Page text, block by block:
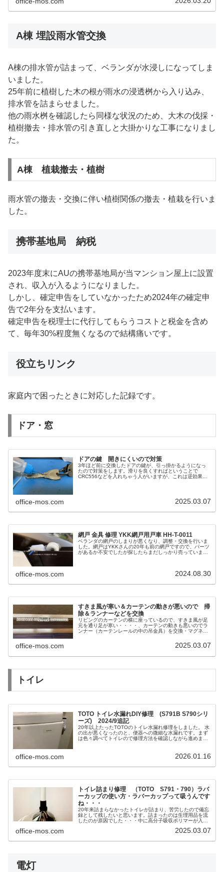
A棟 埋設雨水管交換
A棟の排水管が詰まって、ベランダが水浸しになってしま
いました。
25年前に植樹した木の根が雨水の浸透桝から入り込み、
排水管を詰まらせました。
他の雨水桝を確認したら同様な状況のため、大木の伐採・
植樹撤去・排水管の引き直しと大掛かりな工事になりまし
た。
A棟 植栽撤去・植樹
雨水管の撤去・交換に伴い植樹関係の撤去・植栽を行いま
した。
携帯基地局 納税
2023年度末にAUの携帯基地局が当マンション屋上に設置
され、収入が入るようになりました。
しかし、確定申告をしていなかったため2024年の確定申
告で2年分を支払います。
確定申告を税理士に代行してもらうコストと税金を含め
て、毎年30%程度無くなるので結構痛いです。
役立ちリンク
家庭内で困ったときに対応した記録です。
ドア・窓
ドアの鍵 開きにくいので対策
3年ほど前に交換したドアの鍵が、引っ掛かるようになっ
たので対策をします。滑りを良くすればということで
CRC556などを入れちゃう人がいますが、これは逆効果で
office-mos.com 2025.03.07
網戸 金具 修理 YKK網戸用戸車 HH-T-0011
ベランダの網戸のしまりが悪くなり、調整・交換を行いま
した。網戸はYKKさんの20年も前の網戸ですので、パーツ
があるか不安でしたが探したらまだしっかり売っていまし
office-mos.com 2024.08.30
すきま風が寒い＆カーテンの動きが悪いので 掃
除＆ランナーなどを交換
リビングのカーテンの横に座っているので、すきま風が足
元を通り足が寒い・・・・、カーテンの動きも悪いのでラ
ンナー（カーテンレールの中の吊金具）を交換・マグネッ
ックの折れもあったのでアジャスターフックも全交換しま
office-mos.com 2025.03.07
トイレ
TOTO トイレ水漏れDIY修理 (S791B S790シリ
ーズ) 2024/9追記
20年以上たったTOTOのトイレ水漏れ修理をしました。 水
の出が悪くなったのと、便器への微細な水漏れです。まず
は色々調べてトイレので修理方法を確認しながら進めまし
office-mos.com 2026.01.16
トイレ詰まり修理 （TOTO S791・790）ラバ
ーカップの使い方・ラバーカップって吸うんです
ね・・・
20年来詰まらなかったトイレが詰まり、苦労したので備忘
録として残したいと思います。詰まったのは生理用品を流
したのが原因でした・・・中に高分子吸収ポリマーが入っ
office-mos.com 2025.03.07
電灯